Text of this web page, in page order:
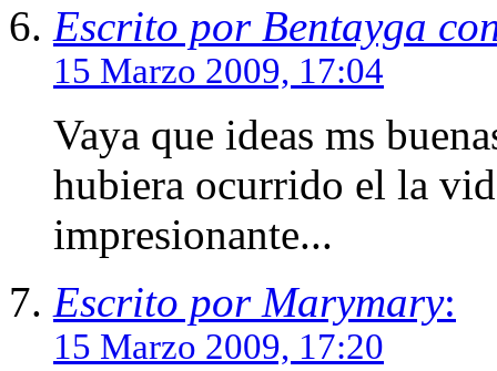
Escrito por Bentayga
15 Marzo 2009, 17:04
Vaya que ideas ms
hubiera ocurrido el la
impresionante...
Escrito por Marymary:
15 Marzo 2009, 17:20